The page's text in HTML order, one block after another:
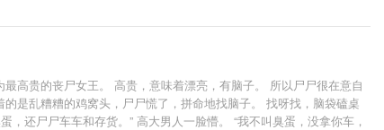
高贵的丧尸女王。 高贵，意味着漂亮，有脑子。 所以尸尸很在意自
是乱糟糟的鸡窝头，尸尸慌了，拼命地找脑子。 找呀找，脑袋磕桌
还尸尸车车和存货。” 高大男人一脸懵。 “我不叫臭蛋，没拿你车，